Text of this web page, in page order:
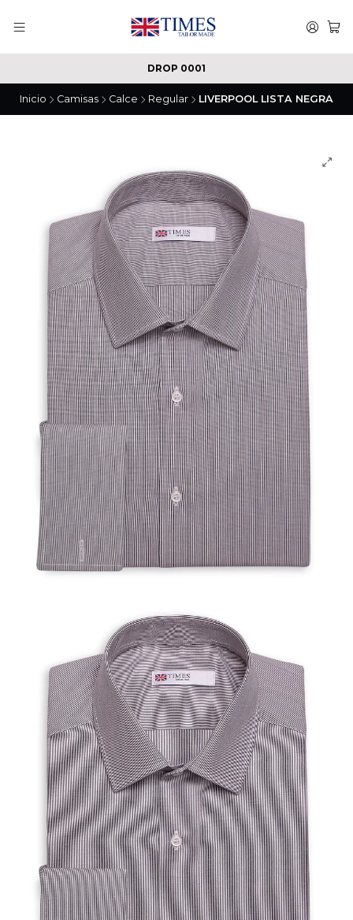
DROP 0001
Inicio Camisas Calce Regular LIVERPOOL LISTA NEGRA